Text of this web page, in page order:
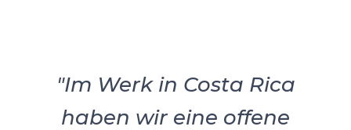
"Im Werk in Costa Rica
haben wir eine offene